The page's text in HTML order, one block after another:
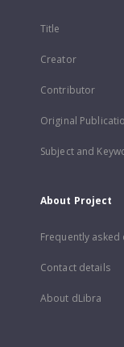
Title
Creator
Contributor
Original
Subject and
About Project
Frequently asked
Contact details
About dLibra